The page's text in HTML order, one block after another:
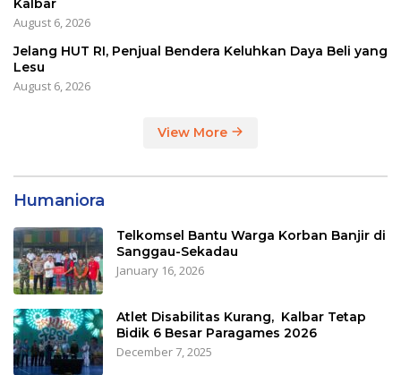
August 6, 2026
Jelang HUT RI, Penjual Bendera Keluhkan Daya Beli yang
Lesu
August 6, 2026
View More
Humaniora
Telkomsel Bantu Warga Korban Banjir di
Sanggau-Sekadau
January 16, 2026
Atlet Disabilitas Kurang, Kalbar Tetap
Bidik 6 Besar Paragames 2026
December 7, 2025